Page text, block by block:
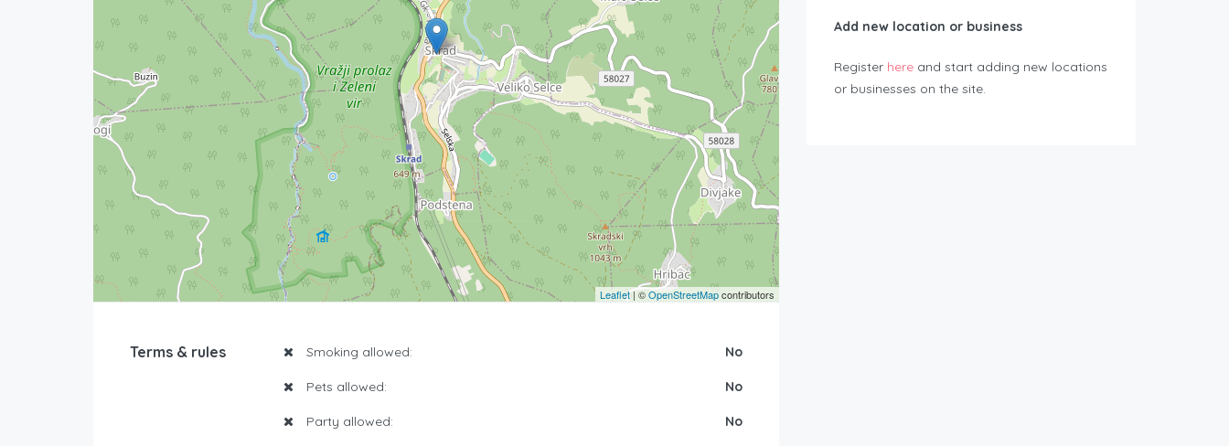
Leaflet| ©OpenStreetMapcontributors
Terms & rules Smoking allowed: No
Pets allowed: No
Party allowed: No
Add new location or business
Register here and start adding new locations
or businesses on the site.